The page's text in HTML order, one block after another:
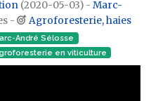
(2020-05-03) - Marc-
- Agroforesterie, haies
André Sélosse
en viticulture